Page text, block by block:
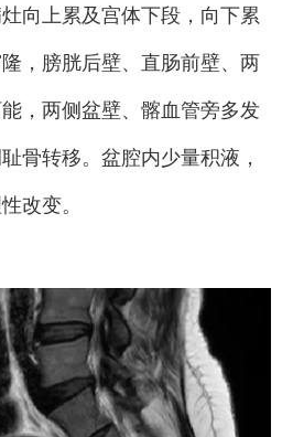
向上累及宫体下段，向下累
，膀胱后壁、直肠前壁、两
，两侧盆壁、髂血管旁多发
骨转移。盆腔内少量积液，
改变。